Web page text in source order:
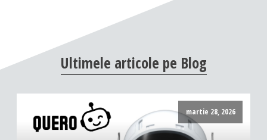
Ultimele articole pe Blog
martie 28, 2026